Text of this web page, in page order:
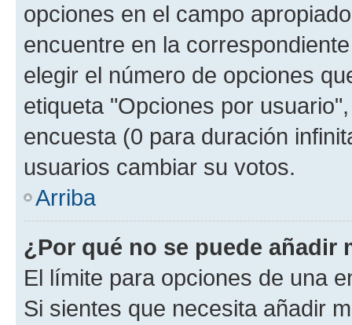
opciones en el campo
encuentre en la
elegir el número de opciones
etiqueta "Opciones por
encuesta (0 para duración
usuarios cambiar su votos.
Arriba
¿Por qué no se puede añadir
El límite para opciones de una
Si sientes que necesita añadir